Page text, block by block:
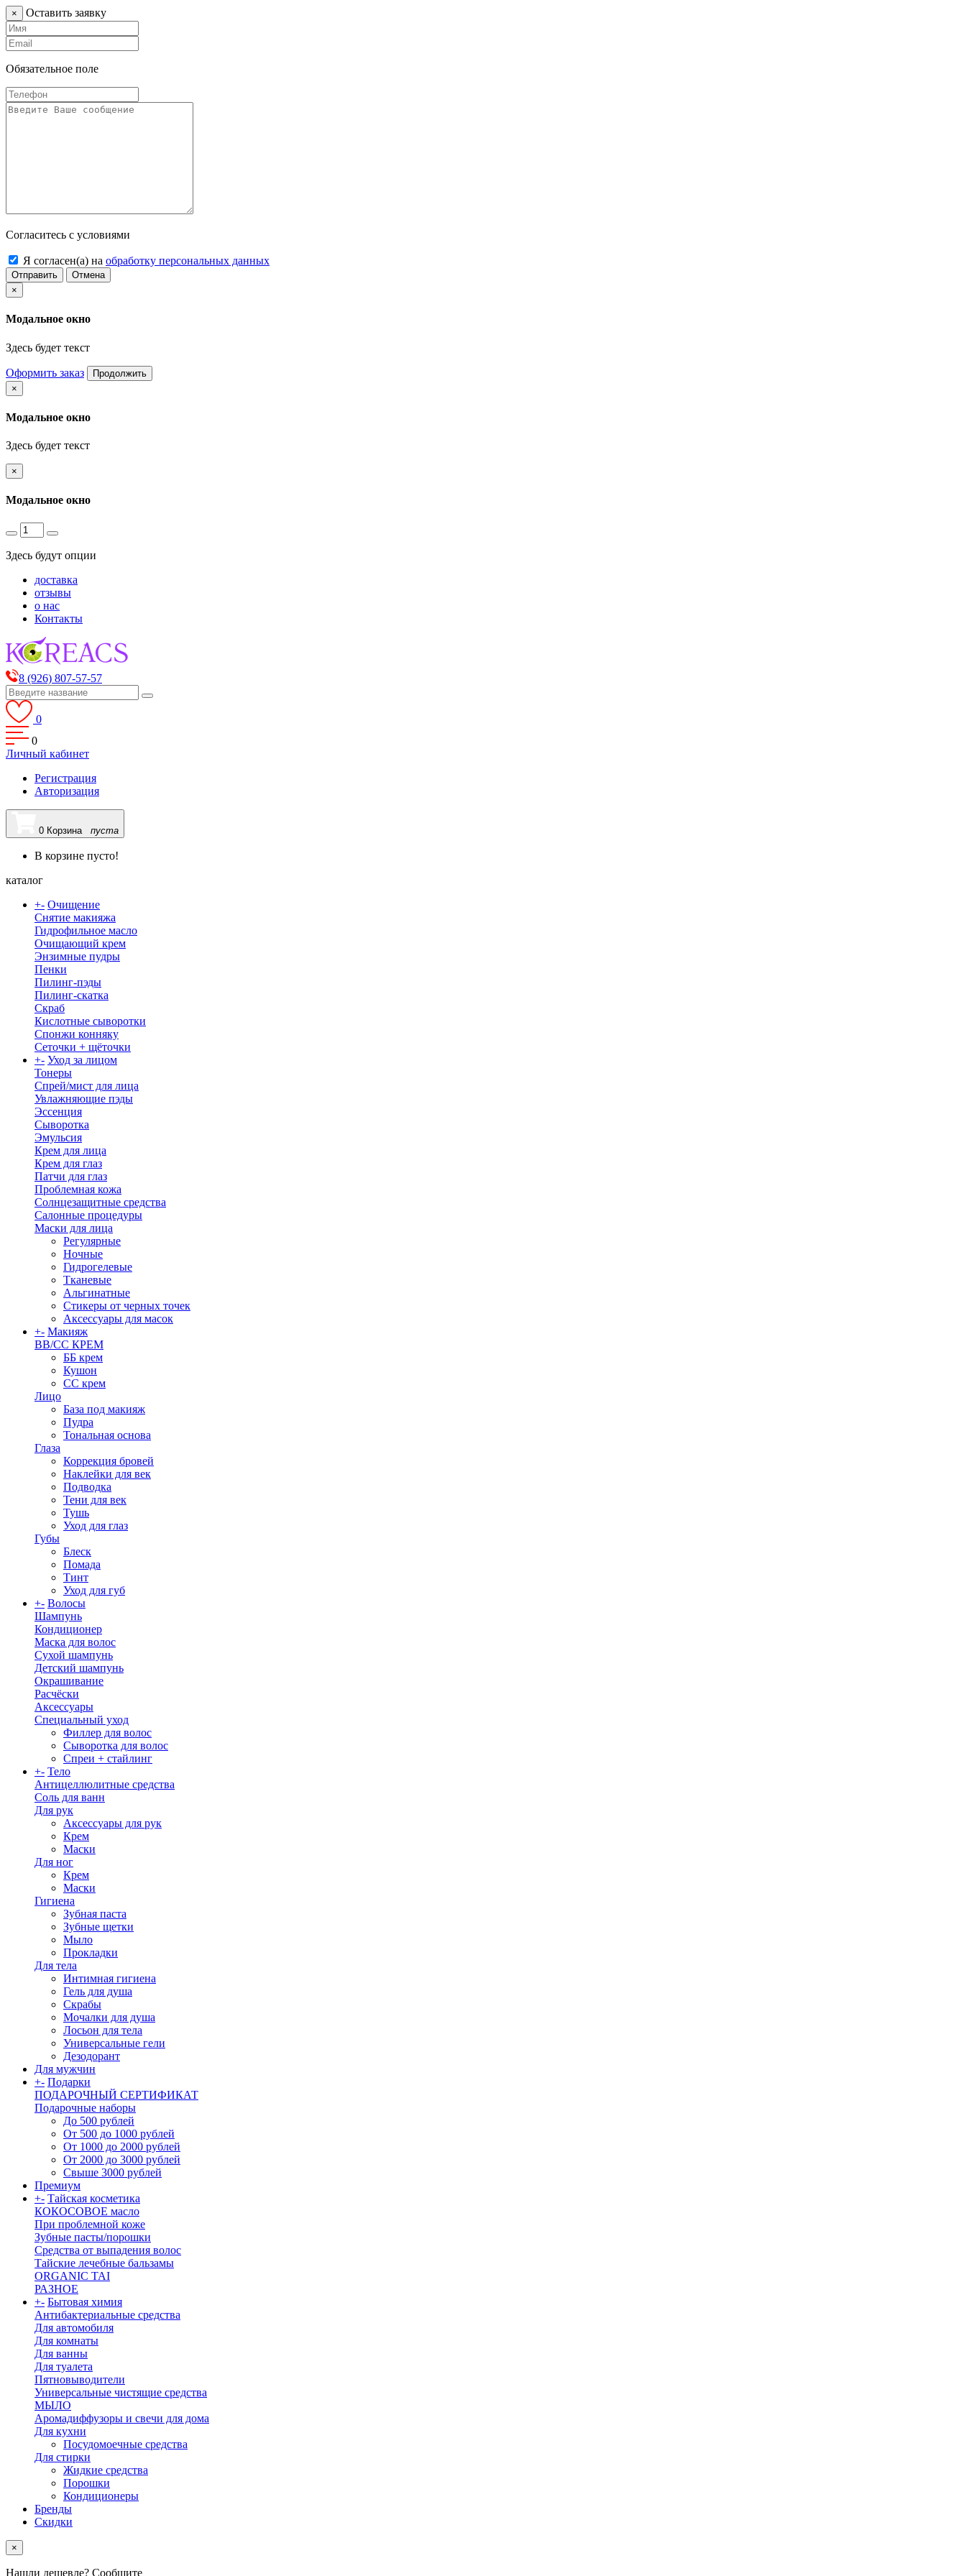
× Оставить заявку
Обязательное поле
Согласитесь с условиями
Я согласен(а) на обработку персональных данных
Отправить
Отмена
×
Модальное окно
Здесь будет текст
Оформить заказ
Продолжить
×
Модальное окно
Здесь будет текст
×
Модальное окно
Здесь будут опции
доставка
отзывы
о нас
Контакты
8 (926) 807-57-57
0
0
Личный кабинет
Регистрация
Авторизация
0 Корзина пуста
В корзине пусто!
каталог
+- Очищение
Снятие макияжа
Гидрофильное масло
Очищающий крем
Энзимные пудры
Пенки
Пилинг-пэды
Пилинг-скатка
Скраб
Кислотные сыворотки
Спонжи конняку
Сеточки + щёточки
+- Уход за лицом
Тонеры
Спрей/мист для лица
Увлажняющие пэды
Эссенция
Сыворотка
Эмульсия
Крем для лица
Крем для глаз
Патчи для глаз
Проблемная кожа
Солнцезащитные средства
Салонные процедуры
Маски для лица
Регулярные
Ночные
Гидрогелевые
Тканевые
Альгинатные
Стикеры от черных точек
Аксессуары для масок
+- Макияж
BB/CC КРЕМ
ББ крем
Кушон
СС крем
Лицо
База под макияж
Пудра
Тональная основа
Глаза
Коррекция бровей
Наклейки для век
Подводка
Тени для век
Тушь
Уход для глаз
Губы
Блеск
Помада
Тинт
Уход для губ
+- Волосы
Шампунь
Кондиционер
Маска для волос
Сухой шампунь
Детский шампунь
Окрашивание
Расчёски
Аксессуары
Специальный уход
Филлер для волос
Сыворотка для волос
Спреи + стайлинг
+- Тело
Антицеллюлитные средства
Соль для ванн
Для рук
Аксессуары для рук
Крем
Маски
Для ног
Крем
Маски
Гигиена
Зубная паста
Зубные щетки
Мыло
Прокладки
Для тела
Интимная гигиена
Гель для душа
Скрабы
Мочалки для душа
Лосьон для тела
Универсальные гели
Дезодорант
Для мужчин
+- Подарки
ПОДАРОЧНЫЙ СЕРТИФИКАТ
Подарочные наборы
До 500 рублей
От 500 до 1000 рублей
От 1000 до 2000 рублей
От 2000 до 3000 рублей
Свыше 3000 рублей
Премиум
+- Тайская косметика
КОКОСОВОЕ масло
При проблемной коже
Зубные пасты/порошки
Средства от выпадения волос
Тайские лечебные бальзамы
ORGANIC TAI
РАЗНОЕ
+- Бытовая химия
Антибактериальные средства
Для автомобиля
Для комнаты
Для ванны
Для туалета
Пятновыводители
Универсальные чистящие средства
МЫЛО
Аромадиффузоры и свечи для дома
Для кухни
Посудомоечные средства
Для стирки
Жидкие средства
Порошки
Кондиционеры
Бренды
Скидки
×
Нашли дешевле? Сообщите